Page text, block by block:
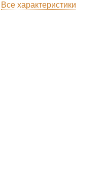
Все характеристики